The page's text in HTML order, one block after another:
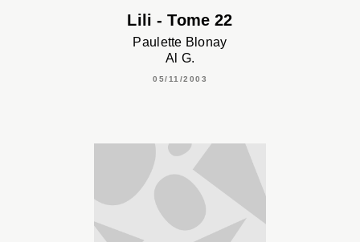
Lili - Tome 22
Paulette Blonay
Al G.
05/11/2003